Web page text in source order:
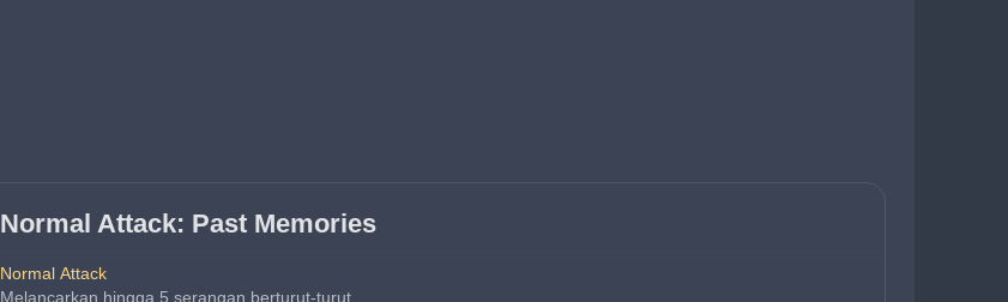
Normal Attack: Past Memories
Normal Attack
Melancarkan hingga 5 serangan berturut-turut.